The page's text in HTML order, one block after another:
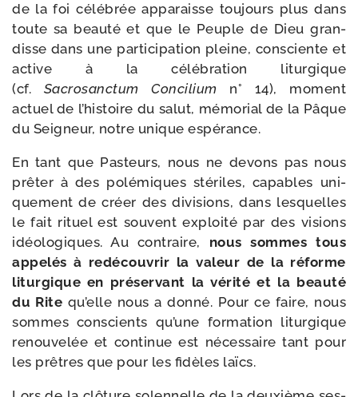
de la foi célé­brée appa­raisse tou­jours plus dans
toute sa beau­té et que le Peuple de Dieu gran­
disse dans une par­ti­ci­pa­tion pleine, consciente et
active à la célé­bra­tion litur­gique
(cf. Sacrosanctum Concilium n° 14), moment
actuel de l’histoire du salut, mémo­rial de la Pâque
du Seigneur, notre unique espérance.
En tant que Pasteurs, nous ne devons pas nous
prê­ter à des polé­miques sté­riles, capables uni­
que­ment de créer des divi­sions, dans les­quelles
le fait rituel est sou­vent exploi­té par des visions
idéo­lo­giques. Au contraire, nous sommes tous
appe­lés à redé­cou­vrir la valeur de la réforme
litur­gique en pré­ser­vant la véri­té et la beau­té
du Rite qu’elle nous a don­né. Pour ce faire, nous
sommes conscients qu’une for­ma­tion litur­gique
renou­ve­lée et conti­nue est néces­saire tant pour
les prêtres que pour les fidèles laïcs.